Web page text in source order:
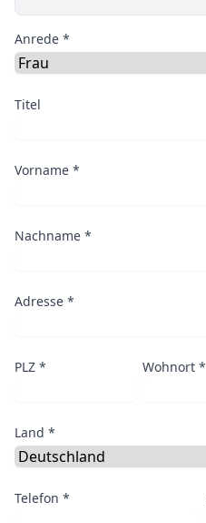
Anrede *
Titel
Vorname *
Nachname *
Adresse *
PLZ * Wohnort *
Land *
Telefon *